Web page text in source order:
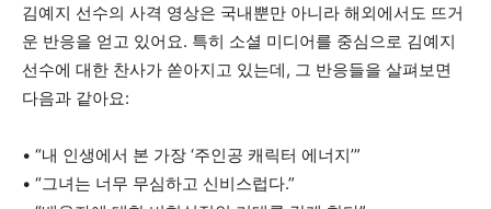
김예지 선수의 사격 영상은 국내뿐만 아니라 해외에서도 뜨거
운 반응을 얻고 있어요. 특히 소셜 미디어를 중심으로 김예지
선수에 대한 찬사가 쏟아지고 있는데, 그 반응들을 살펴보면
다음과 같아요:
• “내 인생에서 본 가장 ‘주인공 캐릭터 에너지’”
• “그녀는 너무 무심하고 신비스럽다.”